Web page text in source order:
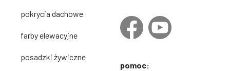
pokrycia dachowe
farby elewacyjne
posadzki żywiczne
pomoc: